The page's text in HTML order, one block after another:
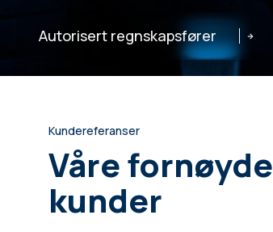
Autorisert regnskapsfører
Kundereferanser
Våre fornøyde
kunder